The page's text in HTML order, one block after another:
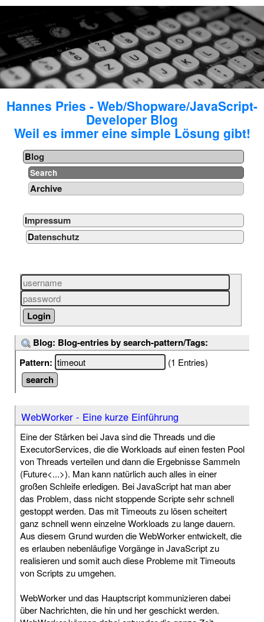
Hannes Pries - Web/Shopware/JavaScript-
Developer Blog
Weil es immer eine simple Lösung gibt!
Blog
Search
Archive
Impressum
Datenschutz
Blog: Blog-entries by search-pattern/Tags:
Pattern:
(1 Entries)
WebWorker - Eine kurze Einführung
Eine der Stärken bei Java sind die Threads und die
ExecutorServices, die die Workloads auf einen festen Pool
von Threads verteilen und dann die Ergebnisse Sammeln
(Future<...>). Man kann natürlich auch alles in einer
großen Schleife erledigen. Bei JavaScript hat man aber
das Problem, dass nicht stoppende Scripte sehr schnell
gestoppt werden. Das mit Timeouts zu lösen scheitert
ganz schnell wenn einzelne Workloads zu lange dauern.
Aus diesem Grund wurden die WebWorker entwickelt, die
es erlauben nebenläufige Vorgänge in JavaScript zu
realisieren und somit auch diese Probleme mit Timeouts
von Scripts zu umgehen.
WebWorker und das Hauptscript kommunizieren dabei
über Nachrichten, die hin und her geschickt werden.